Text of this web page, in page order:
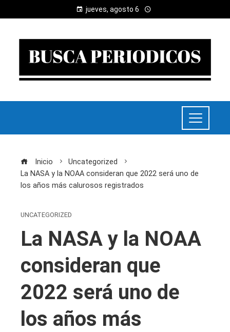
jueves, agosto 6
Inicio
Uncategorized
La NASA y la NOAA consideran que 2022 será uno de
los años más calurosos registrados
UNCATEGORIZED
La NASA y la NOAA
consideran que
2022 será uno de
los años más